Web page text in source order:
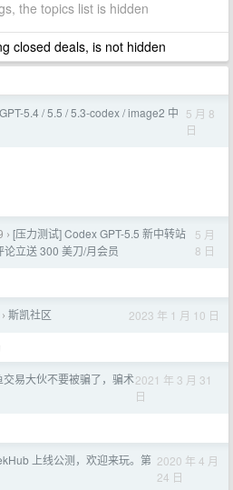
the topics list is hidden
closed deals, is not hidden
5.4 / 5.5 / 5.3-codex / image2 中 5 月 8
日
› [压力测试] Codex GPT-5.5 新中转站
立送 300 美刀/月会员
5 月
8 日
› 斯凯社区 2023 年 1 月 10 日
交易大伙不要被骗了，骗术2021 年 3 月 31
日
上线公测，欢迎来玩。第 2020 年 4 月
24 日